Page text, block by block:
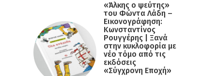
«Άλκης ο ψεύτης»
του Φώντα Λάδη –
Εικονογράφηση:
Κωνσταντίνος
Ρουγγέρης | Ξανά
στην κυκλοφορία με
νέο τόμο από τις
εκδόσεις
«Σύγχρονη Εποχή»